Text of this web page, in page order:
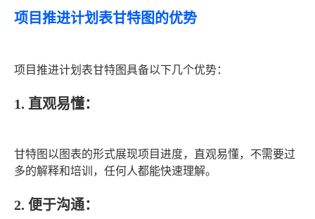
项目推进计划表甘特图的优势
项目推进计划表甘特图具备以下几个优势：
1. 直观易懂：
甘特图以图表的形式展现项目进度，直观易懂，不需要过
多的解释和培训，任何人都能快速理解。
2. 便于沟通：